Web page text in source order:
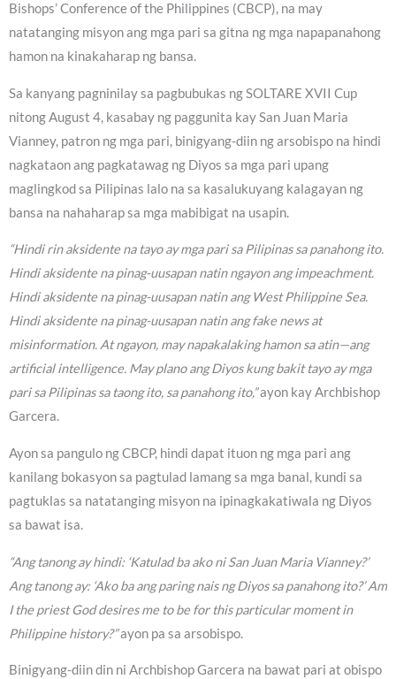
Bishops’ Conference of the Philippines (CBCP), na may
natatanging misyon ang mga pari sa gitna ng mga napapanahong
hamon na kinakaharap ng bansa.
Sa kanyang pagninilay sa pagbubukas ng SOLTARE XVII Cup
nitong August 4, kasabay ng paggunita kay San Juan Maria
Vianney, patron ng mga pari, binigyang-diin ng arsobispo na hindi
nagkataon ang pagkatawag ng Diyos sa mga pari upang
maglingkod sa Pilipinas lalo na sa kasalukuyang kalagayan ng
bansa na nahaharap sa mga mabibigat na usapin.
“Hindi rin aksidente na tayo ay mga pari sa Pilipinas sa panahong ito.
Hindi aksidente na pinag-uusapan natin ngayon ang impeachment.
Hindi aksidente na pinag-uusapan natin ang West Philippine Sea.
Hindi aksidente na pinag-uusapan natin ang fake news at
misinformation. At ngayon, may napakalaking hamon sa atin—ang
artificial intelligence. May plano ang Diyos kung bakit tayo ay mga
pari sa Pilipinas sa taong ito, sa panahong ito,”ayon kay Archbishop
Garcera.
Ayon sa pangulo ng CBCP, hindi dapat ituon ng mga pari ang
kanilang bokasyon sa pagtulad lamang sa mga banal, kundi sa
pagtuklas sa natatanging misyon na ipinagkakatiwala ng Diyos
sa bawat isa.
“Ang tanong ay hindi: ‘Katulad ba ako ni San Juan Maria Vianney?’
Ang tanong ay: ‘Ako ba ang paring nais ng Diyos sa panahong ito?’ Am
I the priest God desires me to be for this particular moment in
Philippine history?”ayon pa sa arsobispo.
Binigyang-diin din ni Archbishop Garcera na bawat pari at obispo